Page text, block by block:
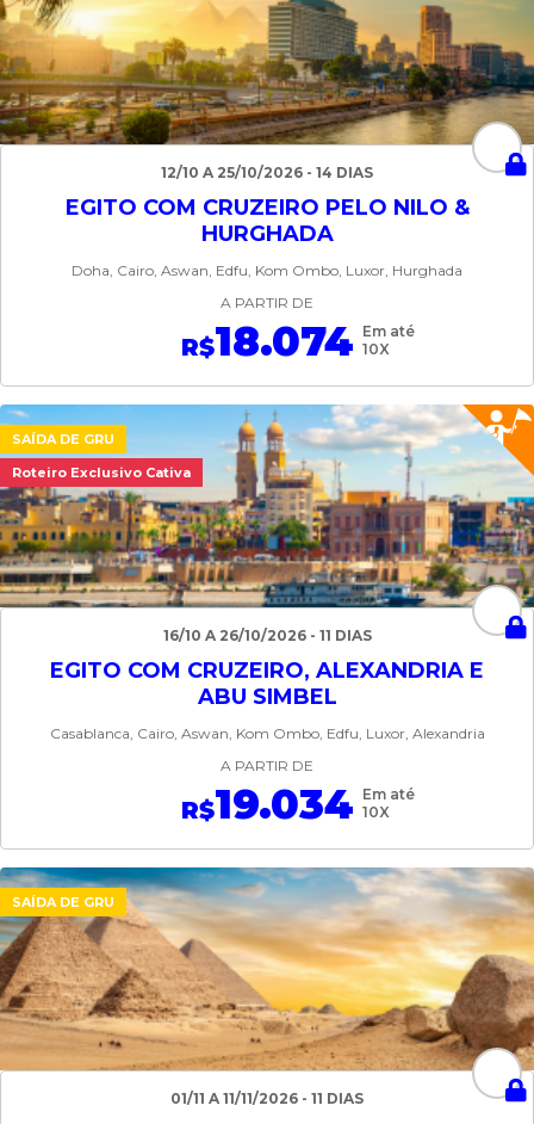
12/10 A 25/10/2026 - 14 DIAS
EGITO COM CRUZEIRO PELO NILO &
HURGHADA
Doha, Cairo, Aswan, Edfu, Kom Ombo, Luxor, Hurghada
A PARTIR DE
R$18.074 Em até
10X
SAÍDA DE GRU
Roteiro Exclusivo Cativa
16/10 A 26/10/2026 - 11 DIAS
EGITO COM CRUZEIRO, ALEXANDRIA E
ABU SIMBEL
Casablanca, Cairo, Aswan, Kom Ombo, Edfu, Luxor, Alexandria
A PARTIR DE
R$19.034 Em até
10X
SAÍDA DE GRU
01/11 A 11/11/2026 - 11 DIAS